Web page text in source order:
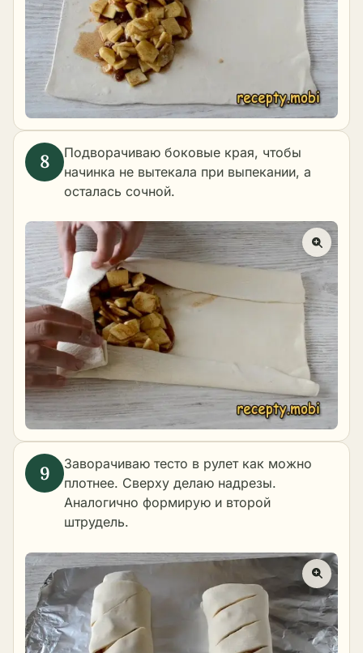
Подворачиваю боковые края, чтобы
начинка не вытекала при выпекании, а
осталась сочной.
Заворачиваю тесто в рулет как можно
плотнее. Сверху делаю надрезы.
Аналогично формирую и второй
штрудель.